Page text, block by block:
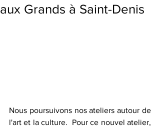
aux Grands à Saint-Denis
Nous poursuivons nos ateliers autour de
l'art et la culture.  Pour ce nouvel atelier,